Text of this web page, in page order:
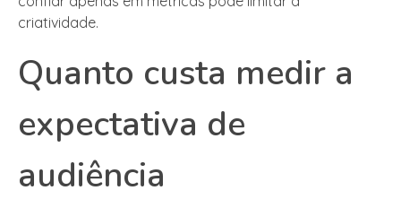
criatividade.
Quanto custa medir a
expectativa de
audiência